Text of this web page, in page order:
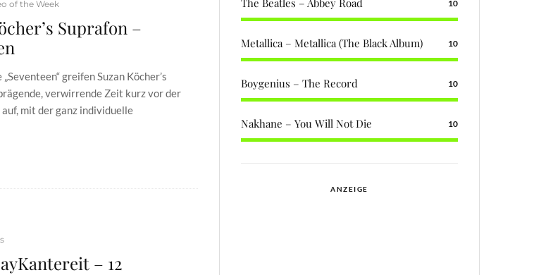
of the Week
Suprafon –
greifen Suzan Köcher’s
verwirrende Zeit kurz vor der
mit der ganz individuelle
– 12
The Beatles – Abbey Road 10
Metallica – Metallica (The Black Album) 10
Boygenius – The Record 10
Nakhane – You Will Not Die 10
ANZEIGE